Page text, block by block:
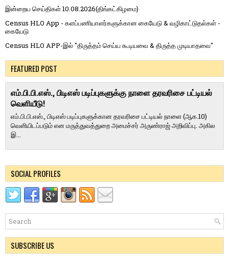
இன்றைய செய்திகள் 10.08.2026(திங்கட்கிழமை)
Census HLO App - களப்பணியாளர்களுக்கான கையேடு & வழிகாட்டுதல்கள் -
கையேடு
Census HLO APP-இல் "திருத்தம் செய்ய கூடியவை & திருத்த முடியாதவை"
FEATURED POST
எம்.பி.பி.எஸ்., பிடிஎஸ் படிப்புகளுக்கு நாளை தரவரிசை பட்டியல்
வெளியீடு!
எம்.பி.பி.எஸ்., பிடிஎஸ் படிப்புகளுக்கான தரவரிசை பட்டியல் நாளை (ஆக.10)
வெளியிடப்படும் என மருத்துவத்துறை அமைச்சர் அருண்ராஜ் அறிவிப்பு. அகில
இ...
SOCIAL PROFILES
SUBSCRIBE US